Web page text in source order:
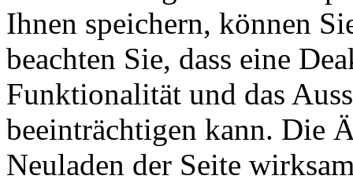
Ihnen speichern, können
beachten Sie, dass eine
Funktionalität und das
beeinträchtigen kann. Die
Neuladen der Seite